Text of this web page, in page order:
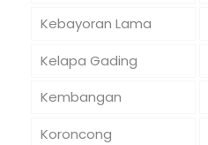
Kebayoran Lama
Kelapa Gading
Kembangan
Koroncong